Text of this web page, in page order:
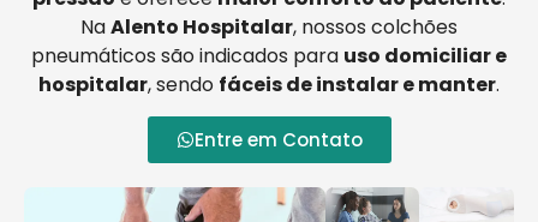
NaAlento Hospitalar, nossos colchões
pneumáticos são indicados para uso domiciliar e
hospitalar, sendo fáceis de instalar e manter.
Entre em Contato